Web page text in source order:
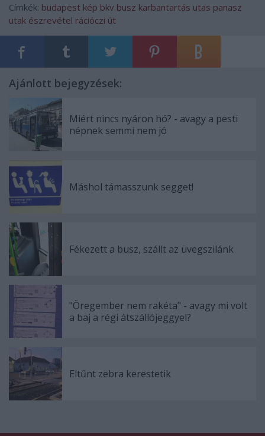
Címkék: budapest kép bkv busz karbantartás utas panasz
utak észrevétel rációczi út
Ajánlott bejegyzések:
Miért nincs nyáron hó? - avagy a pesti
népnek semmi nem jó
Máshol támasszunk segget!
Fékezett a busz, szállt az üvegszilánk
"Öregember nem rakéta" - avagy mi volt
a baj a régi átszállójeggyel?
Eltűnt zebra kerestetik